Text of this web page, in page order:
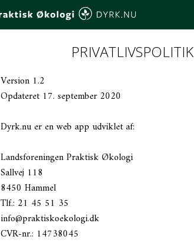
VÆLG AFGRØDE
SÅORDBOGEN
MIN PROFIL
MINE FAVORITTER
MINE BEDPLANER
PRIVATLIVSPOLITIK
Version 1.2
Opdateret 17. september 2020
Dyrk.nu er en web app udviklet af:
Landsforeningen Praktisk Økologi
Sallvej 118
8450 Hammel
Tlf.: 21 45 51 35
info@praktiskoekologi.dk
CVR-nr.: 14738045